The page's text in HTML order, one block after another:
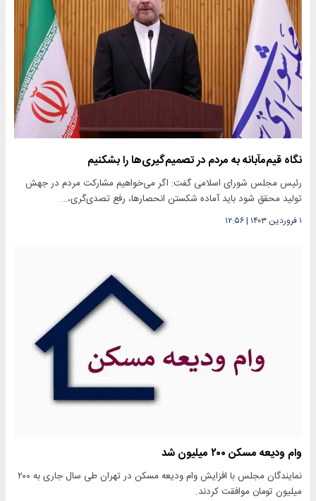
نگاه قیم‌مآبانه به مردم در تصمیم‌گیری‌ها را بشکنیم
رئیس مجلس شورای اسلامی گفت: اگر می‌خواهیم مشارکت مردم در جهش
تولید محقق شود باید آماده شکستن انحصارها، رفع‌ تصدی‌گری،…
۱ فروردین ۱۴۰۳ |۱۲:۵۶
وام ودیعه مسکن ۲۰۰ میلیون شد
نمایندگان مجلس با افزایش وام ودیعه مسکن در تهران طی سال جاری به ۲۰۰
میلیون تومان موافقت کردند.